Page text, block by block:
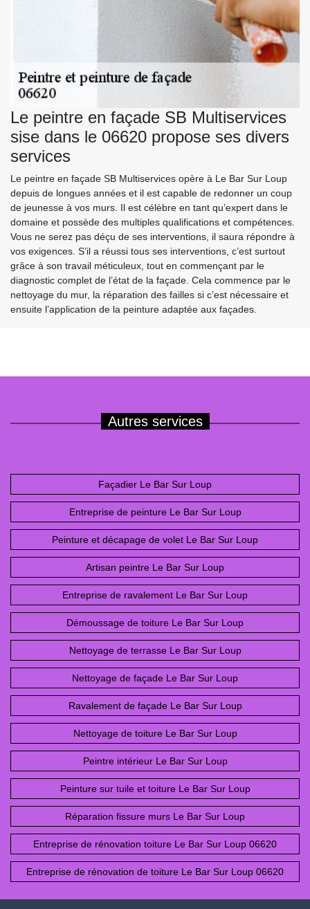
Le peintre en façade SB Multiservices
sise dans le 06620 propose ses divers
services
Le peintre en façade SB Multiservices opère à Le Bar Sur Loup
depuis de longues années et il est capable de redonner un coup
de jeunesse à vos murs. Il est célèbre en tant qu’expert dans le
domaine et possède des multiples qualifications et compétences.
Vous ne serez pas déçu de ses interventions, il saura répondre à
vos exigences. S’il a réussi tous ses interventions, c’est surtout
grâce à son travail méticuleux, tout en commençant par le
diagnostic complet de l’état de la façade. Cela commence par le
nettoyage du mur, la réparation des failles si c’est nécessaire et
ensuite l’application de la peinture adaptée aux façades.
Autres services
Façadier Le Bar Sur Loup
Entreprise de peinture Le Bar Sur Loup
Peinture et décapage de volet Le Bar Sur Loup
Artisan peintre Le Bar Sur Loup
Entreprise de ravalement Le Bar Sur Loup
Démoussage de toiture Le Bar Sur Loup
Nettoyage de terrasse Le Bar Sur Loup
Nettoyage de façade Le Bar Sur Loup
Ravalement de façade Le Bar Sur Loup
Nettoyage de toiture Le Bar Sur Loup
Peintre intérieur Le Bar Sur Loup
Peinture sur tuile et toiture Le Bar Sur Loup
Réparation fissure murs Le Bar Sur Loup
Entreprise de rénovation toiture Le Bar Sur Loup 06620
Entreprise de rénovation de toiture Le Bar Sur Loup 06620